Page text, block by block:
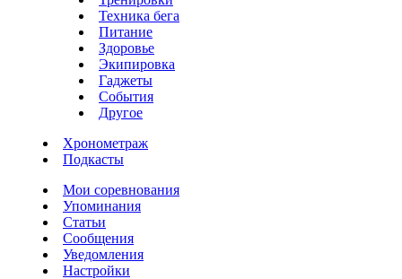
Техника бега
Питание
Здоровье
Экипировка
Гаджеты
События
Другое
Хронометраж
Подкасты
Мои соревнования
Упоминания
Статьи
Сообщения
Уведомления
Настройки